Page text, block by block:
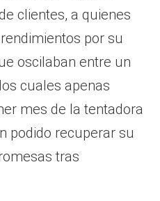
clientes, a quienes
por su
oscilaban entre un
cuales apenas
mes de la tentadora
podido recuperar su
tras